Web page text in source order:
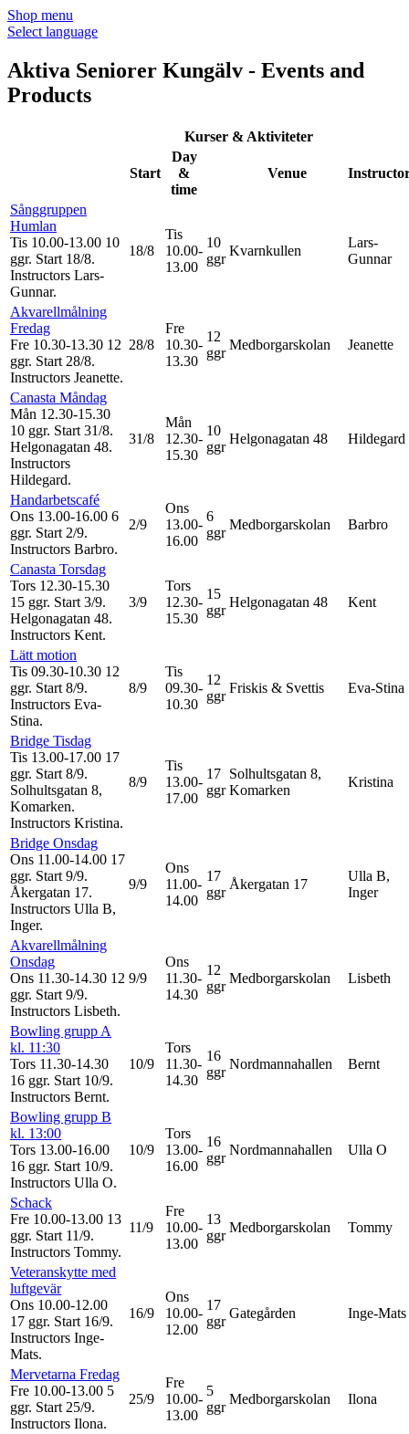
Shop menu
Select language
Aktiva Seniorer Kungälv - Events and
Products
Kurser & Aktiviteter
Start
Day
&
time
Venue
Sånggruppen
Humlan
Tis 10.00-13.00 10
ggr. Start 18/8.
Instructors Lars-
Gunnar.
18/8
Tis
10.00-
13.00
10
ggr
Kvarnkullen
Lars-
Gunnar
Akvarellmålning
Fredag
Fre 10.30-13.30 12
ggr. Start 28/8.
Instructors Jeanette.
28/8
Fre
10.30-
13.30
12
ggr
Medborgarskolan Jeanette
Canasta Måndag
Mån 12.30-15.30
10 ggr. Start 31/8.
Helgonagatan 48.
Instructors
Hildegard.
31/8
Mån
12.30-
15.30
10
ggr
Helgonagatan 48 Hildegard
Handarbetscafé
Ons 13.00-16.00 6
ggr. Start 2/9.
Instructors Barbro.
2/9
Ons
13.00-
16.00
6
ggr
Medborgarskolan Barbro
Canasta Torsdag
Tors 12.30-15.30
15 ggr. Start 3/9.
Helgonagatan 48.
Instructors Kent.
3/9
Tors
12.30-
15.30
15
ggr
Helgonagatan 48 Kent
Lätt motion
Tis 09.30-10.30 12
ggr. Start 8/9.
Instructors Eva-
Stina.
8/9
Tis
09.30-
10.30
12
ggr
Friskis & Svettis Eva-Stina
Bridge Tisdag
Tis 13.00-17.00 17
ggr. Start 8/9.
Solhultsgatan 8,
Komarken.
Instructors Kristina.
8/9
Tis
13.00-
17.00
17
ggr
Solhultsgatan 8,
Komarken
Kristina
Bridge Onsdag
Ons 11.00-14.00 17
ggr. Start 9/9.
Åkergatan 17.
Instructors Ulla B,
Inger.
9/9
Ons
11.00-
14.00
17
ggr
Åkergatan 17
Ulla B,
Inger
Akvarellmålning
Onsdag
Ons 11.30-14.30 12
ggr. Start 9/9.
Instructors Lisbeth.
9/9
Ons
11.30-
14.30
12
ggr
Medborgarskolan Lisbeth
Bowling grupp A
kl. 11:30
Tors 11.30-14.30
16 ggr. Start 10/9.
Instructors Bernt.
10/9
Tors
11.30-
14.30
16
ggr
Nordmannahallen Bernt
Bowling grupp B
kl. 13:00
Tors 13.00-16.00
16 ggr. Start 10/9.
Instructors Ulla O.
10/9
Tors
13.00-
16.00
16
ggr
Nordmannahallen Ulla O
Schack
Fre 10.00-13.00 13
ggr. Start 11/9.
Instructors Tommy.
11/9
Fre
10.00-
13.00
13
ggr
Medborgarskolan Tommy
Veteranskytte med
luftgevär
Ons 10.00-12.00
17 ggr. Start 16/9.
Instructors Inge-
Mats.
16/9
Ons
10.00-
12.00
17
ggr
Gategården Inge-Mats
Mervetarna Fredag
Fre 10.00-13.00 5
ggr. Start 25/9.
Instructors Ilona.
25/9
Fre
10.00-
13.00
5
ggr
Medborgarskolan Ilona